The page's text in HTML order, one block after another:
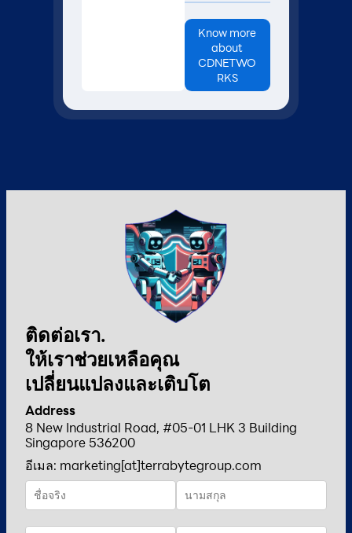
Know more
about
CDNETWO
RKS
ติดต่อเรา.
ให้เราช่วยเหลือคุณ
เปลี่ยนแปลงและเติบโต
Address
8 New Industrial Road, #05-01 LHK 3 Building
Singapore 536200
อีเมล: marketing[at]terrabytegroup.com